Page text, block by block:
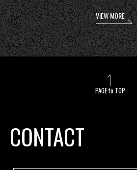
VIEW MORE
PAGE to TOP
CONTACT